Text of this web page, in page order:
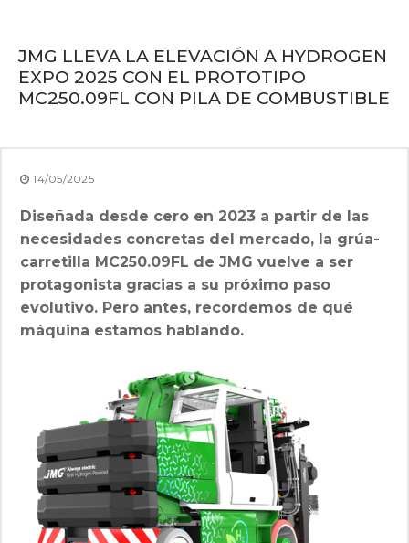
JMG LLEVA LA ELEVACIÓN A HYDROGEN
EXPO 2025 CON EL PROTOTIPO
MC250.09FL CON PILA DE COMBUSTIBLE
14/05/2025
Diseñada desde cero en 2023 a partir de las
necesidades concretas del mercado, la grúa-
carretilla MC250.09FL de JMG vuelve a ser
protagonista gracias a su próximo paso
evolutivo. Pero antes, recordemos de qué
máquina estamos hablando.